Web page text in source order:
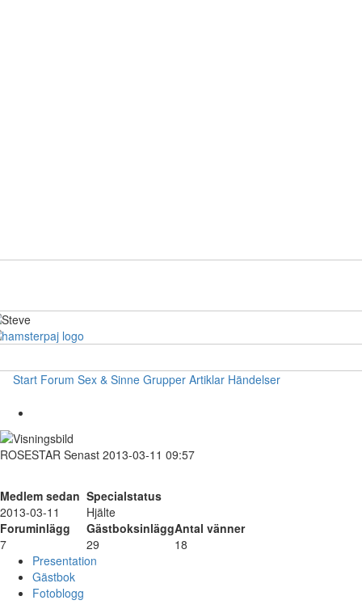
Start Forum Sex & Sinne Grupper Artiklar Händelser
ROSESTAR Senast 2013-03-11 09:57
Medlem sedan Specialstatus
2013-03-11
Hjälte
Foruminlägg
GästboksinläggAntal vänner
7
29
18
Presentation
Gästbok
Fotoblogg